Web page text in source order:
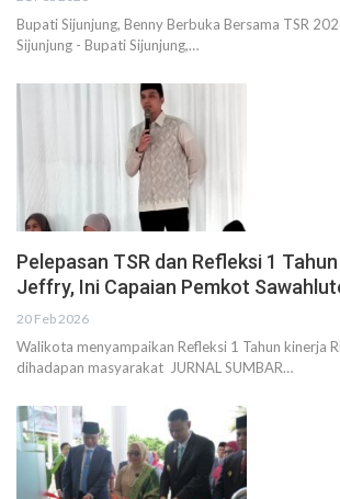
Bupati Sijunjung, Benny Berbuka Bersama TSR
Sijunjung - Bupati Sijunjung,…
Pelepasan TSR dan Refleksi 1
Jeffry, Ini Capaian Pemkot
20 Feb 2026
Walikota menyampaikan Refleksi 1 Tahun kinerja
dihadapan masyarakat JURNAL SUMBAR…